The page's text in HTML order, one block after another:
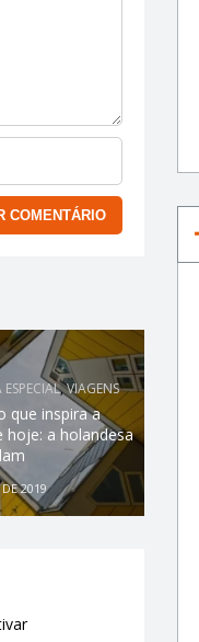
ESPECIAL,VIAGENS
que inspira a
hoje: a holandesa
2019